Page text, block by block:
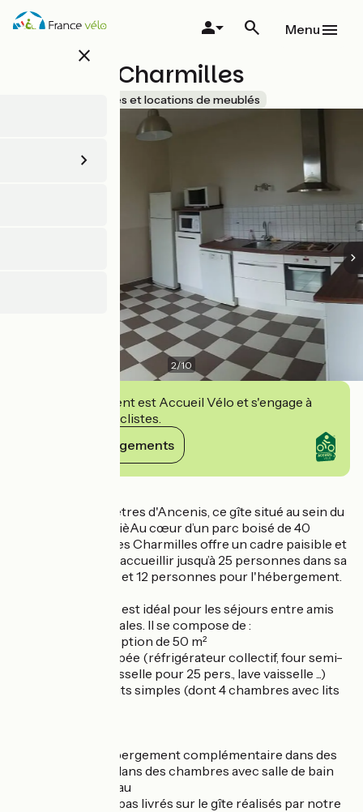
Aller
au
close
Menu
Gîte des Charmilles
Gîtes et locations de meublés
2/10
Cet établissement est Accueil Vélo et s'engage à
accueillir des cyclistes.
Voir ses engagements
A quelques kilomètres d'Ancenis, ce gîte situé au sein du
parc de La TurmelièAu cœur d’un parc boisé de 40
hectares, le gîte des Charmilles offre un cadre paisible et
convivial pouvant accueillir jusqu’à 25 personnes dans sa
salle de réception et 12 personnes pour l'hébergement.
Modulable, ce gîte est idéal pour les séjours entre amis
ou réunions familiales. Il se compose de :
- une salle de réception de 50 m²
- une cuisine équipée (réfrigérateur collectif, four semi-
professionnel, vaisselle pour 25 pers., lave vaisselle ...)
- 6 chambres à 2 lits simples (dont 4 chambres avec lits
- Possibilité d'hébergement complémentaire dans des
gîtes annexes ou dans des chambres avec salle de bain
privative au château
- Possibilité de repas livrés sur le gîte réalisés par notre